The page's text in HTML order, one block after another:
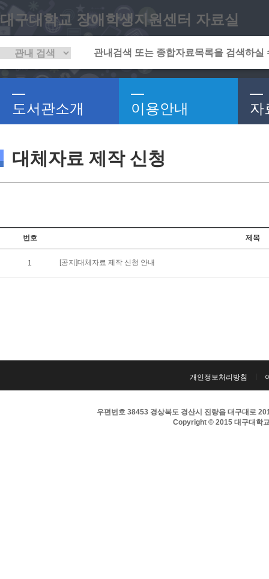
대구대학교 장애학생지원센터 자료실
도서관소개 이용안내 자
대체자료 제작 신청
번호 제목
1 [공지]대체자료 제작 신청 안내
개인정보처리방침
우편번호 38453 경상북도 경산시 진량읍 대구대로
Copyright © 2015 대구대학